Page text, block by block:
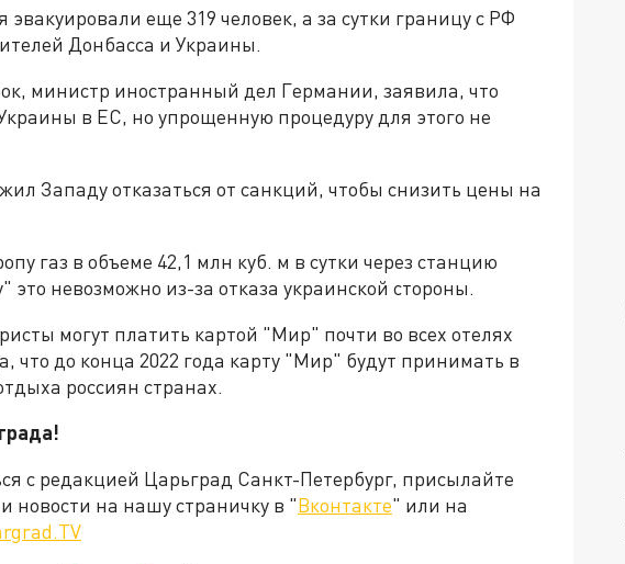
еще 319 человек, а за сутки границу с РФ
Донбасса и Украины.
министр иностранный дел Германии, заявила, что
в ЕС, но упрощенную процедуру для этого не
Западу отказаться от санкций, чтобы снизить цены на
газ в объеме 42,1 млн куб. м в сутки через станцию
невозможно из-за отказа украинской стороны.
могут платить картой "Мир" почти во всех отелях
что до конца 2022 года карту "Мир" будут принимать в
россиян странах.
с редакцией Царьград Санкт-Петербург, присылайте
новости на нашу страничку в "Вконтакте" или на